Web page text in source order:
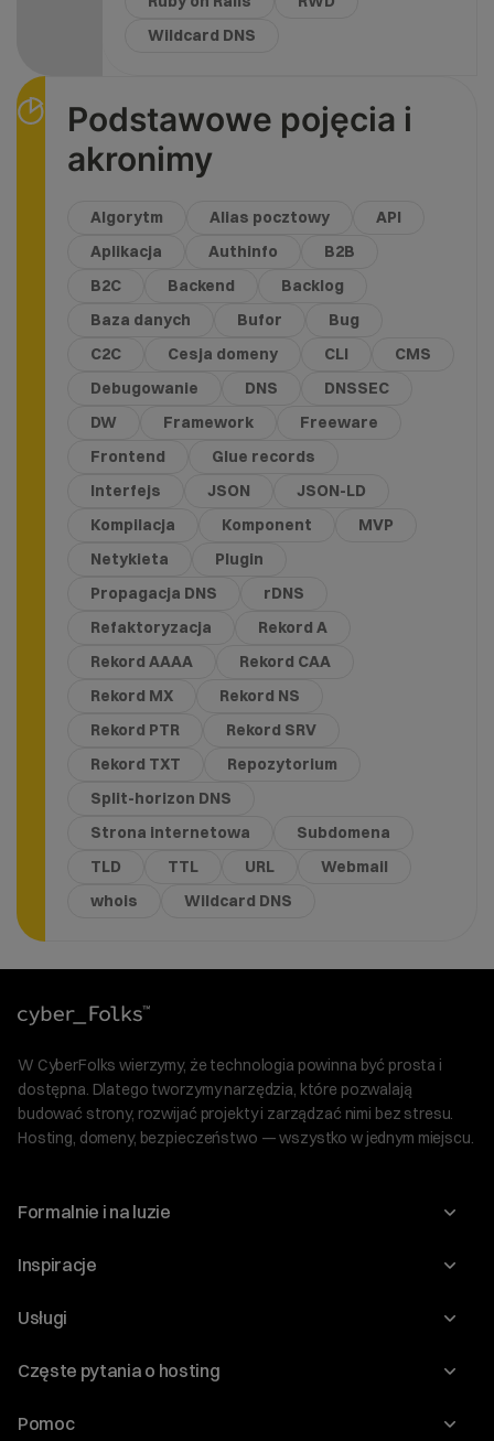
Wildcard DNS
Podstawowe pojęcia i
akronimy
Algorytm Alias pocztowy
API
Aplikacja
Authinfo
B2B
B2C
Backend
Backlog
Baza danych
Bufor
Bug
C2C
Cesja domeny CLI
CMS
Debugowanie
DNS
DNSSEC
DW
Framework
Freeware
Frontend
Glue records
Interfejs
JSON
JSON-LD
Kompilacja
Komponent
MVP
Netykieta
Plugin
Propagacja DNS
rDNS
Refaktoryzacja
Rekord A
Rekord AAAA
Rekord CAA
Rekord MX
Rekord NS
Rekord PTR
Rekord SRV
Rekord TXT
Repozytorium
Split-horizon DNS
Strona internetowa
Subdomena
TLD
TTL URL
Webmail
whois
Wildcard DNS
W CyberFolks wierzymy, że technologia powinna być prosta i
dostępna. Dlatego tworzymy narzędzia, które pozwalają
budować strony, rozwijać projekty i zarządzać nimi bez stresu.
Hosting, domeny, bezpieczeństwo — wszystko w jednym miejscu.
Formalnie i na luzie
O nas
Program Korzyści dla Inwestorów
Regulaminy i specyfikacje
Inspiracje
Blog
WordPress
Audyt stron
Usługi
Domeny
Częste pytania o hosting
Jak przenieść stronę?
Pomoc